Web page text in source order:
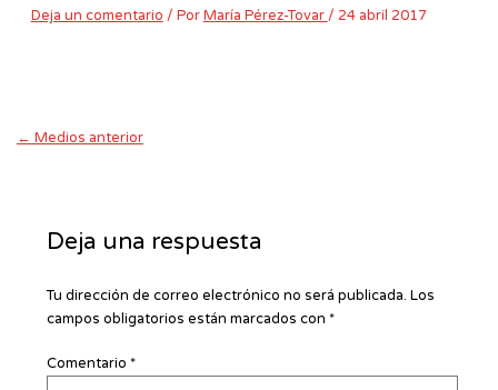
Deja un comentario / PorMaría Pérez-Tovar / 24 abril 2017
← Medios anterior
Deja una respuesta
Tu dirección de correo electrónico no será publicada. Los
campos obligatorios están marcados con *
Comentario *